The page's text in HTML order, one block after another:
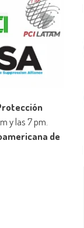
y las 7 pm.
de